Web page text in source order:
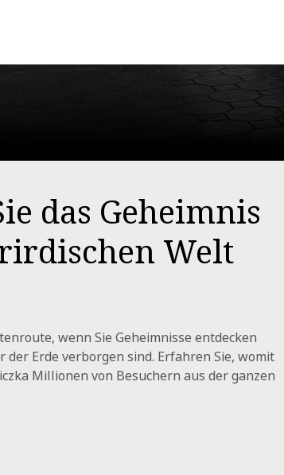
das Geheimnis
Welt
wenn Sie Geheimnisse entdecken
der Erde verborgen sind. Erfahren Sie, womit
Millionen von Besuchern aus der ganzen